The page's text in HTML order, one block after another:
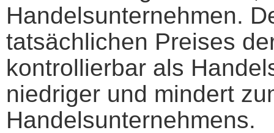
Handelsunternehmen.
tatsächlichen Preises
kontrollierbar als
niedriger und mindert
Handelsunternehmens.